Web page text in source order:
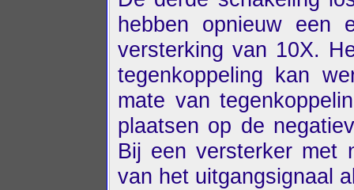
hebben opnieuw een
versterking van 10X.
tegenkoppeling kan
mate van
plaatsen op de
Bij een versterker met
van het uitgangsignaal